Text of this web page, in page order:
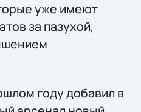
уже имеют
за пазухой,
году добавил в